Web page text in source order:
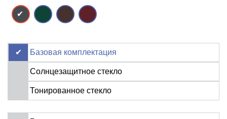
Базовая комплектация
Солнцезащитное стекло
Тонированное стекло